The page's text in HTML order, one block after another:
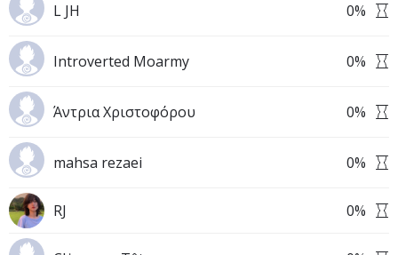
L JH 0%
Introverted Moarmy 0%
Άντρια Χριστοφόρου 0%
mahsa rezaei 0%
RJ 0%